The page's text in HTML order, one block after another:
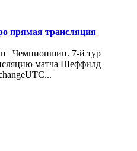
прямая трансляция
| Чемпионшип. 7-й тур
матча Шеффилд